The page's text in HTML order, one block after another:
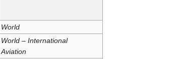
World
World – International
Aviation